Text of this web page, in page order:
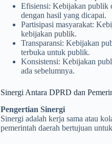
Efisiensi: Kebijakan publik
dengan hasil yang dicapai.
Partisipasi masyarakat:
kebijakan publik.
Transparansi: Kebijakan
terbuka untuk publik.
Konsistensi: Kebijakan
ada sebelumnya.
Sinergi Antara DPRD dan
Pengertian Sinergi
Sinergi adalah kerja sama atau
pemerintah daerah bertujuan